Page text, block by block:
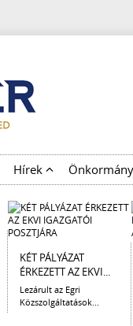
Hírek
KÉT PÁLYÁZAT
ÉRKEZETT AZ EKVI...
Lezárult az Egri
Közszolgáltatások...